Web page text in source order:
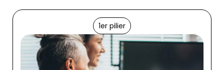
1er pilier